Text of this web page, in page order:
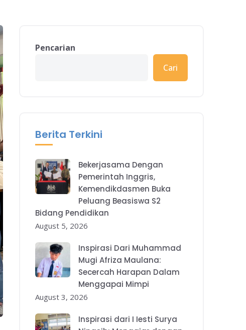
Pencarian
Cari
Berita Terkini
Bekerjasama Dengan
Pemerintah Inggris,
Kemendikdasmen Buka
Peluang Beasiswa S2
Bidang Pendidikan
August 5, 2026
Inspirasi Dari Muhammad
Mugi Afriza Maulana:
Secercah Harapan Dalam
Menggapai Mimpi
August 3, 2026
Inspirasi dari I Iesti Surya